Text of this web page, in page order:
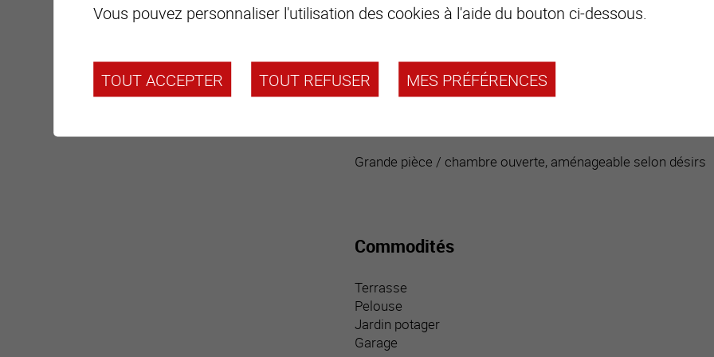
Grande pièce centrale aménageable selon désirs avec
Salle d’eau / douche / fenêtre
Grand balcon boisé d’angles
Grande pièce / chambre ouverte, aménageable selon désirs
Commodités
Terrasse
Pelouse
Jardin potager
Garage
Vous pouvez personnaliser l'utilisation des cookies à l'aide du bouton ci-dessous.
TOUT ACCEPTER TOUT REFUSER MES PRÉFÉRENCES